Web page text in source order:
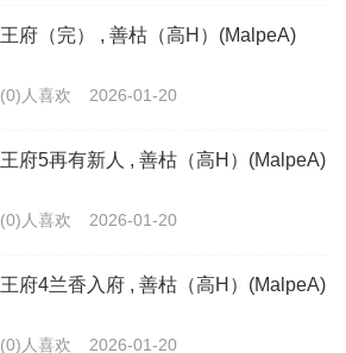
王府（完） , 善枯（高H）(MalpeA)
(0)人喜欢 2026-01-20
王府5再有新人 , 善枯（高H）(MalpeA)
(0)人喜欢 2026-01-20
王府4兰香入府 , 善枯（高H）(MalpeA)
(0)人喜欢 2026-01-20